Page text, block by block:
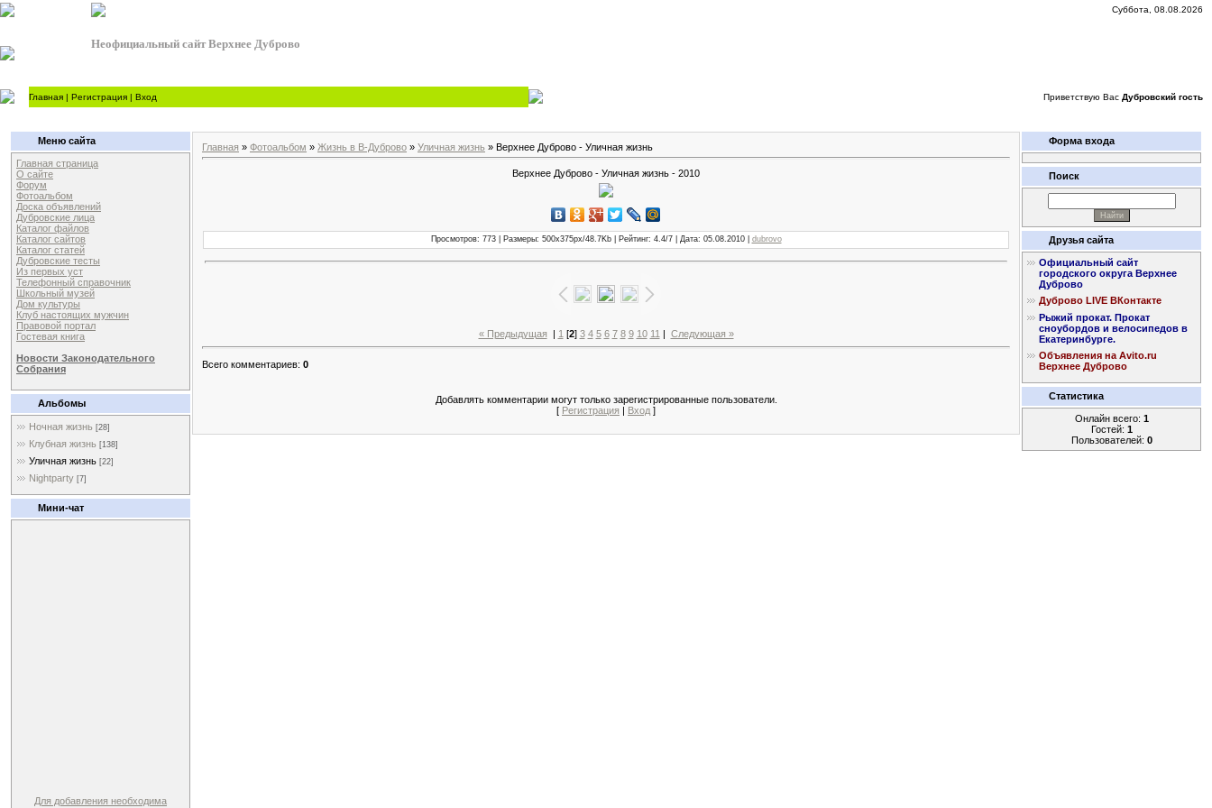
Суббота, 08.08.2026
Неофициальный сайт Верхнее Дуброво
Главная | Регистрация | Вход Приветствую Вас Дубровский гость
Меню сайта
Главная страница
О сайте
Форум
Фотоальбом
Доска объявлений
Дубровские лица
Каталог файлов
Каталог сайтов
Каталог статей
Дубровские тесты
Из первых уст
Телефонный справочник
Школьный музей
Дом культуры
Клуб настоящих мужчин
Правовой портал
Гостевая книга
Новости Законодательного
Собрания
Альбомы
Ночная жизнь [28]
Клубная жизнь [138]
Уличная жизнь [22]
Nightparty [7]
Мини-чат
Для добавления необходима
Главная » Фотоальбом » Жизнь в В-Дуброво » Уличная жизнь » Верхнее Дуброво - Уличная жизнь
Верхнее Дуброво - Уличная жизнь - 2010
Просмотров: 773 | Размеры: 500x375px/48.7Kb | Рейтинг: 4.4/7 | Дата: 05.08.2010 | dubrovo
« Предыдущая | 1 [2] 3 4 5 6 7 8 9 10 11 | Следующая »
Всего комментариев: 0
Добавлять комментарии могут только зарегистрированные пользователи.
[ Регистрация Вход ]
Форма входа
Поиск
Друзья сайта
Официальный сайт
городского округа Верхнее
Дуброво
Дуброво LIVE ВКонтакте
Рыжий прокат. Прокат
сноубордов и велосипедов в
Екатеринбурге.
Объявления на Avito.ru
Верхнее Дуброво
Статистика
Онлайн всего: 1
Гостей: 1
Пользователей: 0